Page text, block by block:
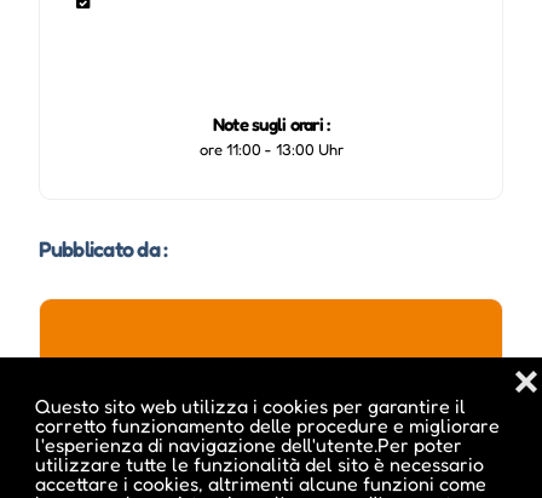
Questo sito web utilizza i cookies per garantire il
corretto funzionamento delle procedure e migliorare
l'esperienza di navigazione dell'utente.Per poter
utilizzare tutte le funzionalità del sito è necessario
accettare i cookies, altrimenti alcune funzioni come
❌
Note sugli orari :
ore 11:00 - 13:00 Uhr
Pubblicato da :